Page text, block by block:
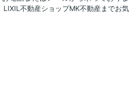
不動産ショップMK不動産までお気